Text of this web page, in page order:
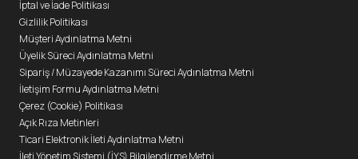
İptal ve İade Politikası
Gizlilik Politikası
Müşteri Aydınlatma Metni
Üyelik Süreci Aydınlatma Metni
Sipariş / Müzayede Kazanımı Süreci Aydınlatma Metni
İletişim Formu Aydınlatma Metni
Çerez (Cookie) Politikası
Açık Rıza Metinleri
Ticari Elektronik İleti Aydınlatma Metni
İleti Yönetim Sistemi (İYS) Bilgilendirme Metni